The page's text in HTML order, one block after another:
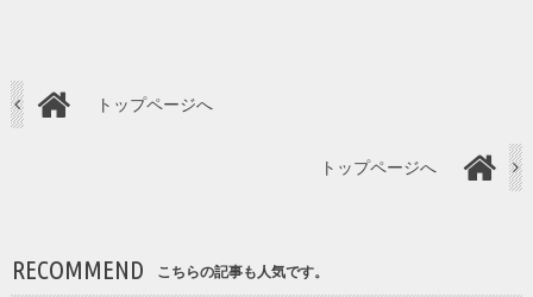
トップページへ
トップページへ
RECOMMEND こちらの記事も人気です。